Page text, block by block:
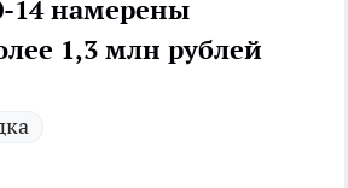
14 намерены
1,3 млн рублей